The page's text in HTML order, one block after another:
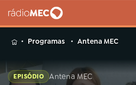
MENUProgramas Antena MEC
EPISÓDIO Antena MEC